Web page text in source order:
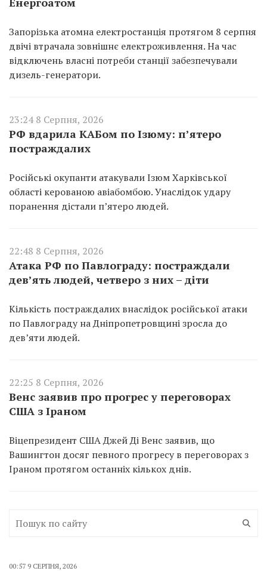
Запорізька атомна електростанція протягом 8 серпня
двічі втрачала зовнішнє електроживлення. На час
відключень власні потреби станції забезпечували
дизель-генератори.
23:24 8 Серпня, 2026
РФ вдарила КАБом по Ізюму: п’ятеро
постраждалих
Російські окупанти атакували Ізюм Харківської
області керованою авіабомбою. Унаслідок удару
поранення дістали п’ятеро людей.
22:48 8 Серпня, 2026
Атака РФ по Павлограду: постраждали
дев’ять людей, четверо з них – діти
Кількість постраждалих внаслідок російської атаки
по Павлограду на Дніпропетровщині зросла до
дев’яти людей.
22:25 8 Серпня, 2026
Венс заявив про прогрес у переговорах
США з Іраном
Віцепрезидент США Джей Ді Венс заявив, що
Вашингтон досяг певного прогресу в переговорах з
Іраном протягом останніх кількох днів.
00:57 9 СЕРПНЯ, 2026